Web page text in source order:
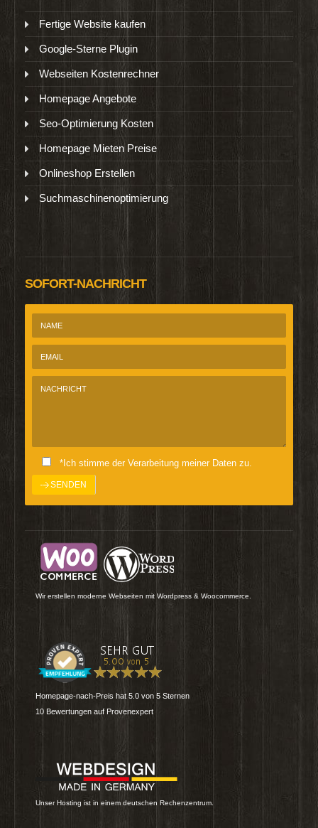
Fertige Website kaufen
Google-Sterne Plugin
Webseiten Kostenrechner
Homepage Angebote
Seo-Optimierung Kosten
Homepage Mieten Preise
Onlineshop Erstellen
Suchmaschinenoptimierung
SOFORT-NACHRICHT
*Ich stimme der Verarbeitung meiner Daten zu.
Wir erstellen moderne Webseiten mit Wordpress & Woocommerce.
Homepage-nach-Preis hat 5.0 von 5 Sternen
10 Bewertungen auf Provenexpert
Unser Hosting ist in einem deutschen Rechenzentrum.